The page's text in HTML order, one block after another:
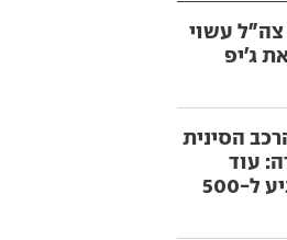
עשוי
ג'יפ
הסינית
עוד
השנה נגיע ל-500